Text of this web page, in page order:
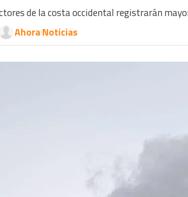
de la costa occidental registrarán
Ahora Noticias